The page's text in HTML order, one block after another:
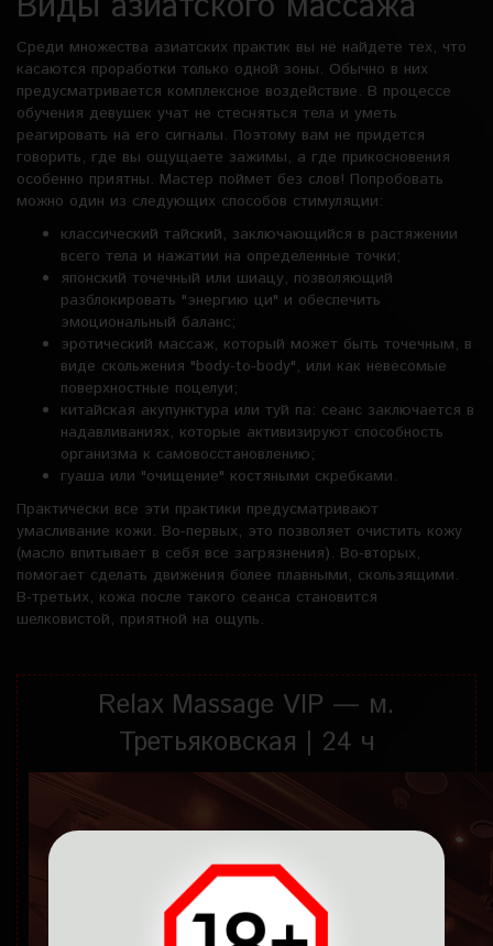
Среди множества азиатских практик вы не найдете тех, что
касаются проработки только одной зоны. Обычно в них
предусматривается комплексное воздействие. В процессе
обучения девушек учат не стесняться тела и уметь
реагировать на его сигналы. Поэтому вам не придется
говорить, где вы ощущаете зажимы, а где прикосновения
особенно приятны. Мастер поймет без слов! Попробовать
можно один из следующих способов стимуляции:
классический тайский, заключающийся в растяжении
всего тела и нажатии на определенные точки;
японский точечный или шиацу, позволяющий
разблокировать "энергию ци" и обеспечить
эмоциональный баланс;
эротический массаж, который может быть точечным, в
виде скольжения "body-to-body", или как невесомые
поверхностные поцелуи;
китайская акупунктура или туй па: сеанс заключается в
надавливаниях, которые активизируют способность
организма к самовосстановлению;
гуаша или "очищение" костяными скребками.
Практически все эти практики предусматривают
умасливание кожи. Во-первых, это позволяет очистить кожу
(масло впитывает в себя все загрязнения). Во-вторых,
помогает сделать движения более плавными, скользящими.
В-третьих, кожа после такого сеанса становится
шелковистой, приятной на ощупь.
Relax Massage VIP — м.
Третьяковская | 24 ч